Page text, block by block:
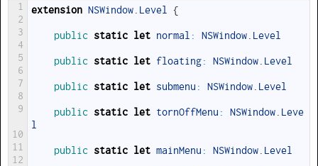
1
2
3
4
5
6
7
8
9
10
11
12
extension NSWindow Level {
public static let normal : NSWindow Level
public static let floating: NSWindow Level
public static let submenu : NSWindow Level
public static let tornOffMenu : NSWindow Leve
l
public static let mainMenu : NSWindow Level